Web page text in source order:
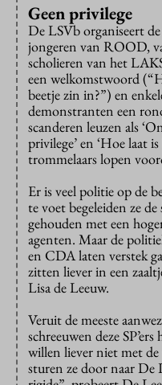
Geen privilege
De LSVb organiseert
jongeren van ROOD,
scholieren van het
een welkomstwoord
beetje zin in?”) en
demonstranten een
scanderen leuzen als
privilege’ en ‘Hoe laat
trommelaars lopen
Er is veel politie op de
te voet begeleiden ze
gehouden met een
agenten. Maar de
en CDA laten verstek
zitten liever in een
Lisa de Leeuw.
Veruit de meeste
schreeuwen deze
willen liever niet met
sturen ze door naar De